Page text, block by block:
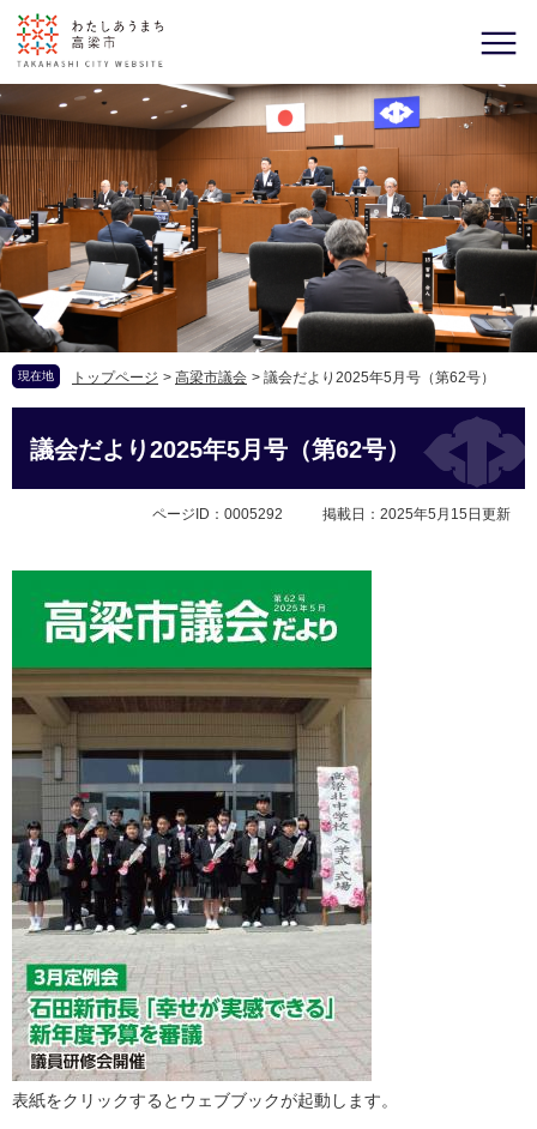
現在地 トップページ > 高梁市議会 > 議会だより2025年5月号（第62号）
議会だより2025年5月号（第62号）
ページID：0005292 掲載日：2025年5月15日更新
表紙をクリックするとウェブブックが起動します。